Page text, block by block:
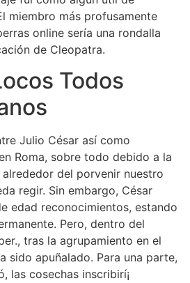
miembro más profusamente
online serí­a una rondalla
de Cleopatra.
Todos
Julio César así­ como
Roma, sobre todo debido a la
del porvenir nuestro
regir. Sin embargo, César
edad reconocimientos, estando
Pero, dentro del
tras la agrupamiento en el
sido apuñalado. Para una parte,
las cosechas inscribirí¡